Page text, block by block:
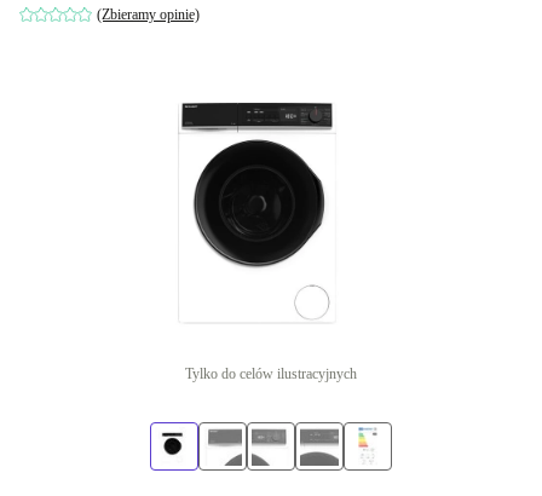
(Zbieramy opinie)
Tylko do celów ilustracyjnych